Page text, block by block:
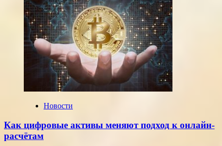
и
евро,
установленные
ЦБ
РФ
на
среду,
22
июля
2026
года
Новости
Как цифровые активы меняют подход к онлайн-
расчётам